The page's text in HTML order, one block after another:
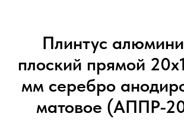
Плинтус
плоский прямой
мм серебро
матовое (АППР-